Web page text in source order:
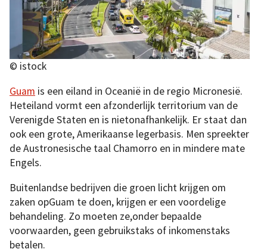
© istock
Guam is een eiland in Oceanië in de regio Micronesië.
Heteiland vormt een afzonderlijk territorium van de
Verenigde Staten en is nietonafhankelijk. Er staat dan
ook een grote, Amerikaanse legerbasis. Men spreekter
de Austronesische taal Chamorro en in mindere mate
Engels.
Buitenlandse bedrijven die groen licht krijgen om
zaken opGuam te doen, krijgen er een voordelige
behandeling. Zo moeten ze,onder bepaalde
voorwaarden, geen gebruikstaks of inkomenstaks
betalen.